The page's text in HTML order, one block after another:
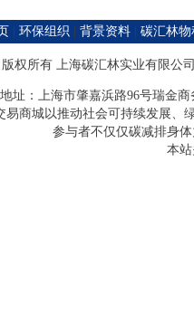
环保组织 背景资料 碳汇林物
权所有 上海碳汇林实业有限公
地址：上海市肇嘉浜路96号瑞金商
易商城以推动社会可持续发展、
参与者不仅仅碳减排身
本